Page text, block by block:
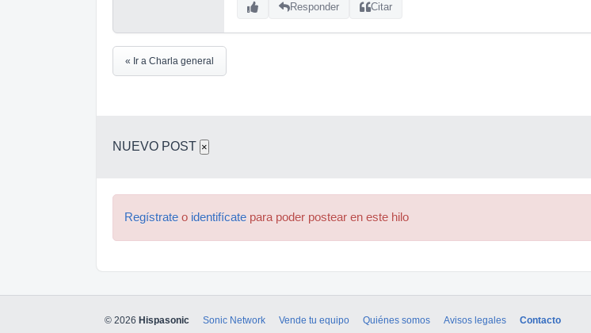
Responder Citar
« Ir a Charla general
NUEVO POST ×
Regístrate o identifícate para poder postear en este hilo
© 2026 Hispasonic Sonic Network Vende tu equipo Quiénes somos Avisos legales Contacto